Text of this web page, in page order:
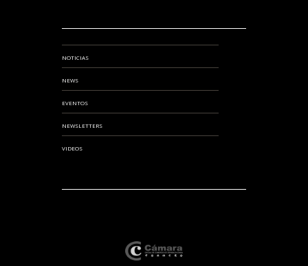
NOTICIAS
NEWS
EVENTOS
NEWSLETTERS
VIDEOS